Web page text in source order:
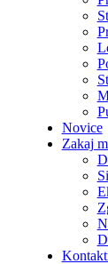
Novice
Zakaj